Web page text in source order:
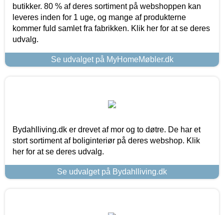
butikker. 80 % af deres sortiment på webshoppen kan
leveres inden for 1 uge, og mange af produkterne
kommer fuld samlet fra fabrikken. Klik her for at se deres
udvalg.
Se udvalget på MyHomeMøbler.dk
Bydahlliving.dk er drevet af mor og to døtre. De har et
stort sortiment af boliginteriør på deres webshop. Klik
her for at se deres udvalg.
Se udvalget på Bydahlliving.dk